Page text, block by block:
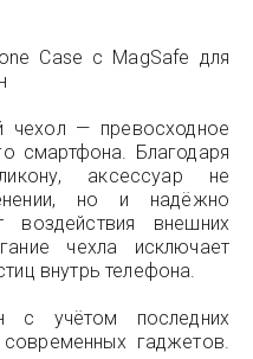
Case с MagSafe для
чехол — превосходное
смартфона. Благодаря
аксессуар не
но и надёжно
воздействия внешних
чехла исключает
внутрь телефона.
с учётом последних
гаджетов.